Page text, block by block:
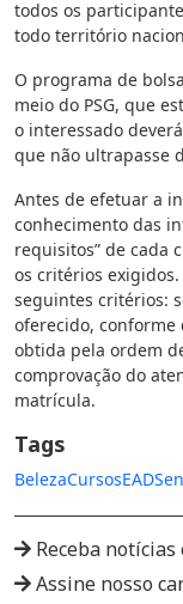
todos os
todo território
O programa de
meio do PSG, que
o interessado
que não ultrapasse
Antes de efetuar a
conhecimento das
requisitos” de cada
os critérios
seguintes critérios:
oferecido, conforme
obtida pela ordem
comprovação do
matrícula.
Tags
BelezaCursosEAD
Receba
Assine nosso